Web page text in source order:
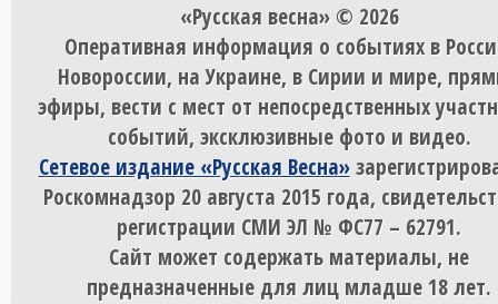
«Русская весна» © 2026
Оперативная информация о событиях в
Новороссии, на Украине, в Сирии и мире,
эфиры, вести с мест от непосредственных
событий, эксклюзивные фото и видео.
Сетевое издание «Русская Весна»
Роскомнадзор 20 августа 2015 года,
регистрации СМИ ЭЛ № ФС77 – 62791.
Сайт может содержать материалы, не
предназначенные для лиц младше 18 лет.